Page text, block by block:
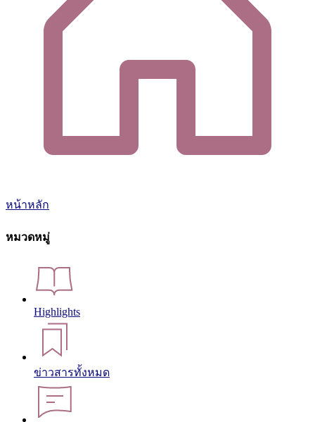
หน้าหลัก
หมวดหมู่
Highlights
ข่าวสารทั้งหมด